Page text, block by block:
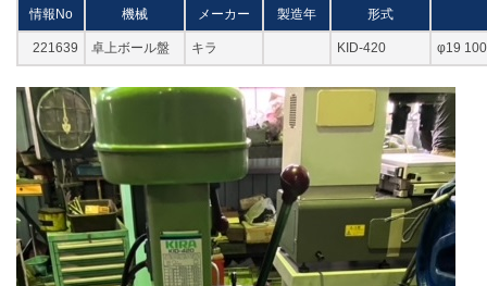
情報No 機械 メーカー 製造年 形式
221639 卓上ボール盤 キラ KID-420 φ19